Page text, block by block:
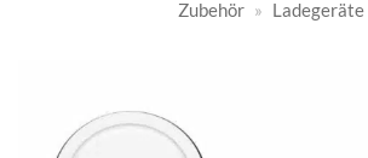
Zubehör » Ladegeräte